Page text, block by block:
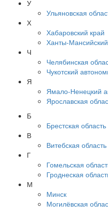
У
Ульяновская
Х
Хабаровский край
Ханты-
Ч
Челябинская
Чукотский
Я
Ямало-Ненецкий
Ярославская
Б
Брестская область
В
Витебская область
Г
Гомельская
Гроднеская
М
Минск
Могилёвская